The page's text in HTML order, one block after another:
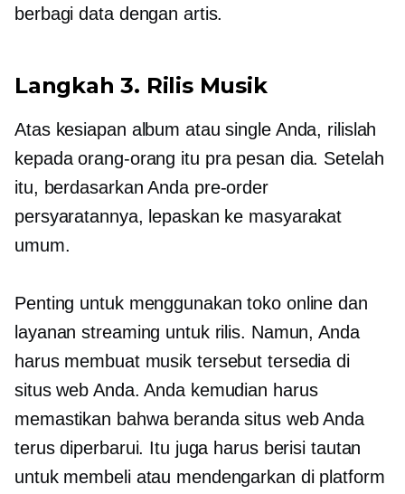
berbagi data dengan artis.
Langkah 3. Rilis Musik
Atas kesiapan album atau single Anda, rilislah
kepada orang-orang itu pra pesan dia. Setelah
itu, berdasarkan Anda pre-order
persyaratannya, lepaskan ke masyarakat
umum.
Penting untuk menggunakan toko online dan
layanan streaming untuk rilis. Namun, Anda
harus membuat musik tersebut tersedia di
situs web Anda. Anda kemudian harus
memastikan bahwa beranda situs web Anda
terus diperbarui. Itu juga harus berisi tautan
untuk membeli atau mendengarkan di platform